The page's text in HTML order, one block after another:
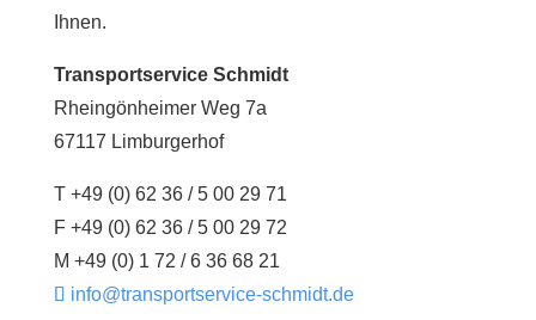
Ihnen.
Transportservice Schmidt
Rheingönheimer Weg 7a
67117 Limburgerhof
T +49 (0) 62 36 / 5 00 29 71
F +49 (0) 62 36 / 5 00 29 72
M +49 (0) 1 72 / 6 36 68 21
info@transportservice-schmidt.de